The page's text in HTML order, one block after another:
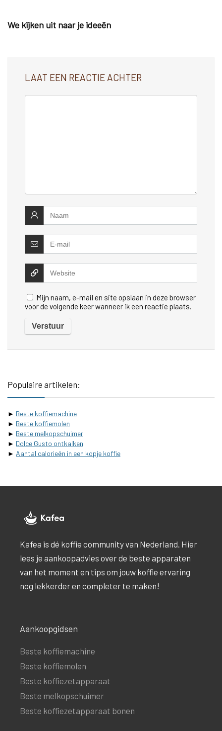
We kijken uit naar je ideeën
LAAT EEN REACTIE ACHTER
Mijn naam, e-mail en site opslaan in deze browser
voor de volgende keer wanneer ik een reactie plaats.
Populaire artikelen:
► Beste koffiemachine
► Beste koffiemolen
► Beste melkopschuimer
► Dolce Gusto ontkalken
► Aantal calorieën in een kopje koffie
Kafea is dé koffie community van Nederland. Hier
lees je aankoopadvies over de beste apparaten
van het moment en tips om jouw koffie ervaring
nog lekkerder en completer te maken!
Aankoopgidsen
Beste koffiemachine
Beste koffiemolen
Beste koffiezetapparaat
Beste melkopschuimer
Beste koffiezetapparaat bonen